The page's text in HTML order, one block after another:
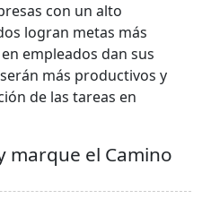
con un alto
logran metas más
empleados dan sus
más productivos y
de las tareas en
marque el Camino